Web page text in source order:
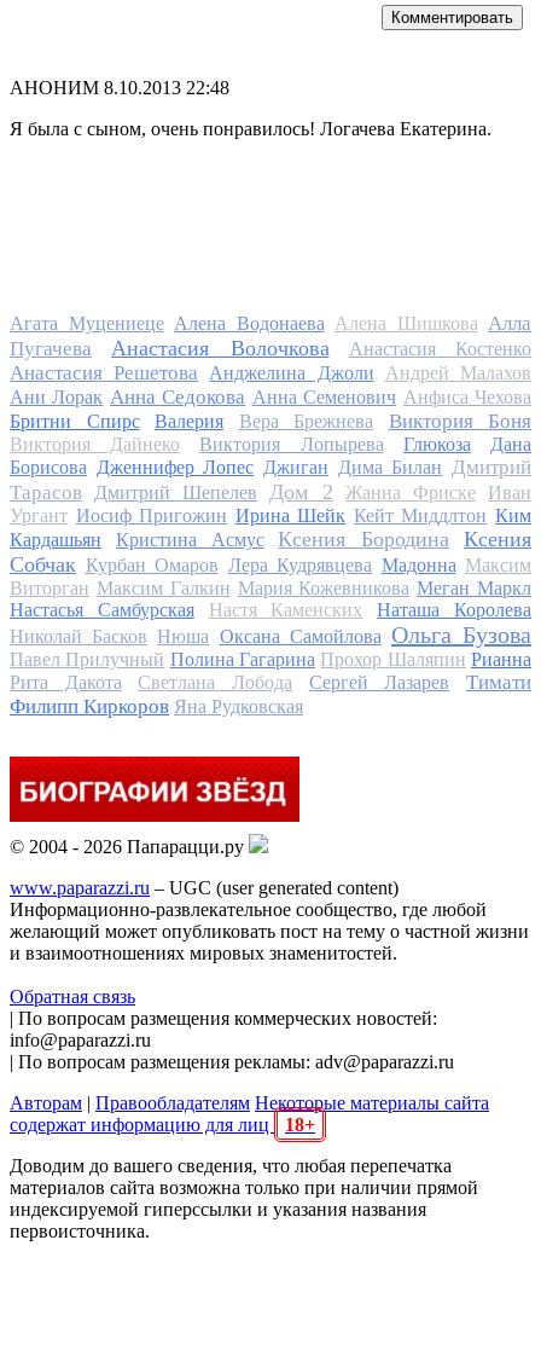
Комментировать
АНОНИМ 8.10.2013 22:48
Я была с сыном, очень понравилось! Логачева Екатерина.
Агата Муцениеце Алена Водонаева Алена Шишкова Алла
Пугачева
Анастасия Волочкова Анастасия Костенко
Анастасия Решетова Анджелина Джоли
Андрей Малахов
Ани Лорак Анна Седокова Анна Семенович Анфиса Чехова
Бритни Спирс
Валерия Вера Брежнева Виктория Боня
Виктория Дайнеко Виктория Лопырева Глюкоза
Дана
Борисова Дженнифер Лопес Джиган Дима Билан Дмитрий
Тарасов
Дмитрий Шепелев Дом 2 Жанна Фриске
Иван
Ургант Иосиф Пригожин Ирина Шейк Кейт Миддлтон Ким
Кардашьян
Кристина Асмус Ксения Бородина
Ксения
Собчак Курбан Омаров Лера Кудрявцева Мадонна Максим
Виторган Максим Галкин Мария Кожевникова Меган Маркл
Настасья Самбурская
Настя Каменских
Наташа Королева
Николай Басков Нюша Оксана Самойлова Ольга Бузова
Павел Прилучный Полина Гагарина Прохор Шаляпин Рианна
Рита Дакота
Светлана Лобода Сергей Лазарев
Тимати
Филипп Киркоров Яна Рудковская
© 2004 - 2026 Папарацци.ру
www.paparazzi.ru – UGC (user generated content)
Информационно-развлекательное сообщество, где любой
желающий может опубликовать пост на тему о частной жизни
и взаимоотношениях мировых знаменитостей.
Обратная связь
| По вопросам размещения коммерческих новостей:
info@paparazzi.ru
| По вопросам размещения рекламы: adv@paparazzi.ru
Авторам | Правообладателям Некоторые материалы сайта
содержат информацию для лиц
18+
Доводим до вашего сведения, что любая перепечатка
материалов сайта возможна только при наличии прямой
индексируемой гиперссылки и указания названия
первоисточника.